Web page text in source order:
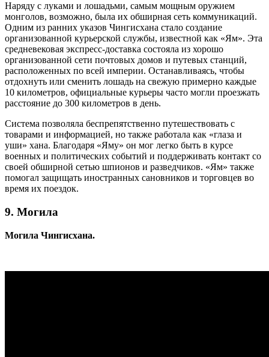
Наряду с луками и лошадьми, самым мощным оружием
монголов, возможно, была их обширная сеть коммуникаций.
Одним из ранних указов Чингисхана стало создание
организованной курьерской службы, известной как «Ям». Эта
средневековая экспресс-доставка состояла из хорошо
организованной сети почтовых домов и путевых станций,
расположенных по всей империи. Останавливаясь, чтобы
отдохнуть или сменить лошадь на свежую примерно каждые
10 километров, официальные курьеры часто могли проезжать
расстояние до 300 километров в день.
Система позволяла беспрепятственно путешествовать с
товарами и информацией, но также работала как «глаза и
уши» хана. Благодаря «Яму» он мог легко быть в курсе
военных и политических событий и поддерживать контакт со
своей обширной сетью шпионов и разведчиков. «Ям» также
помогал защищать иностранных сановников и торговцев во
время их поездок.
9. Могила
Могила Чингисхана.